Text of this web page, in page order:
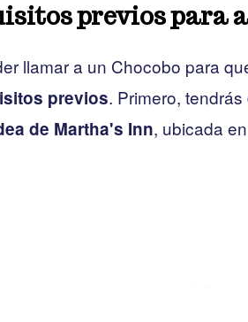
previos para
llamar a un Chocobo para
previos. Primero, tendrás
de Martha's Inn, ubicada